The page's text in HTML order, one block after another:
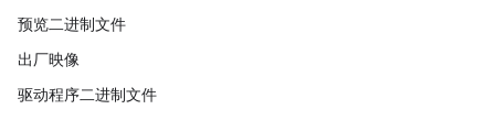
预览二进制文件
出厂映像
驱动程序二进制文件